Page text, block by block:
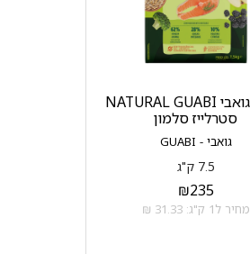
גואבי - GUABI
נטורל גואבי NATURAL GUABI
סטרלייז סלמון
7.5 ק"ג
₪235
מחיר ל1 ק"ג: 31.33 ₪